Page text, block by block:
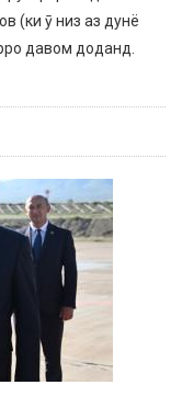
(ки ӯ низ аз дунё
давом доданд.